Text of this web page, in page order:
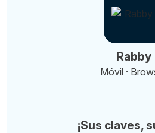
Rabby
Móvil ·
¡Sus claves,